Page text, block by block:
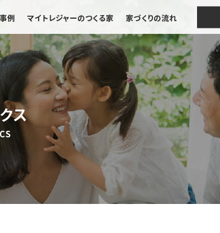
例 マイトレジャーのつくる家 家づくりの流れ
ス